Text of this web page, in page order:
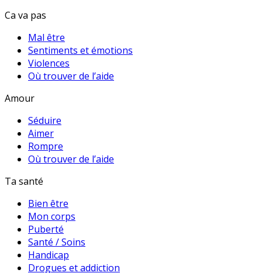
Ca va pas
Mal être
Sentiments et émotions
Violences
Où trouver de l’aide
Amour
Séduire
Aimer
Rompre
Où trouver de l’aide
Ta santé
Bien être
Mon corps
Puberté
Santé / Soins
Handicap
Drogues et addiction